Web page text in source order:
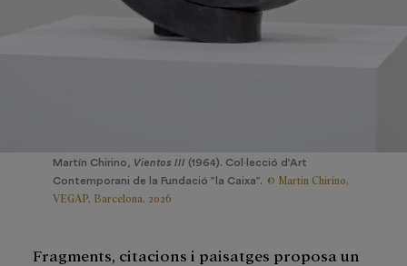
Martín Chirino, Vientos III (1964). Col·lecció d’Art
Contemporani de la Fundació ”la Caixa”. © Martin Chirino,
VEGAP, Barcelona, 2026
Fragments, citacions i paisatges proposa un